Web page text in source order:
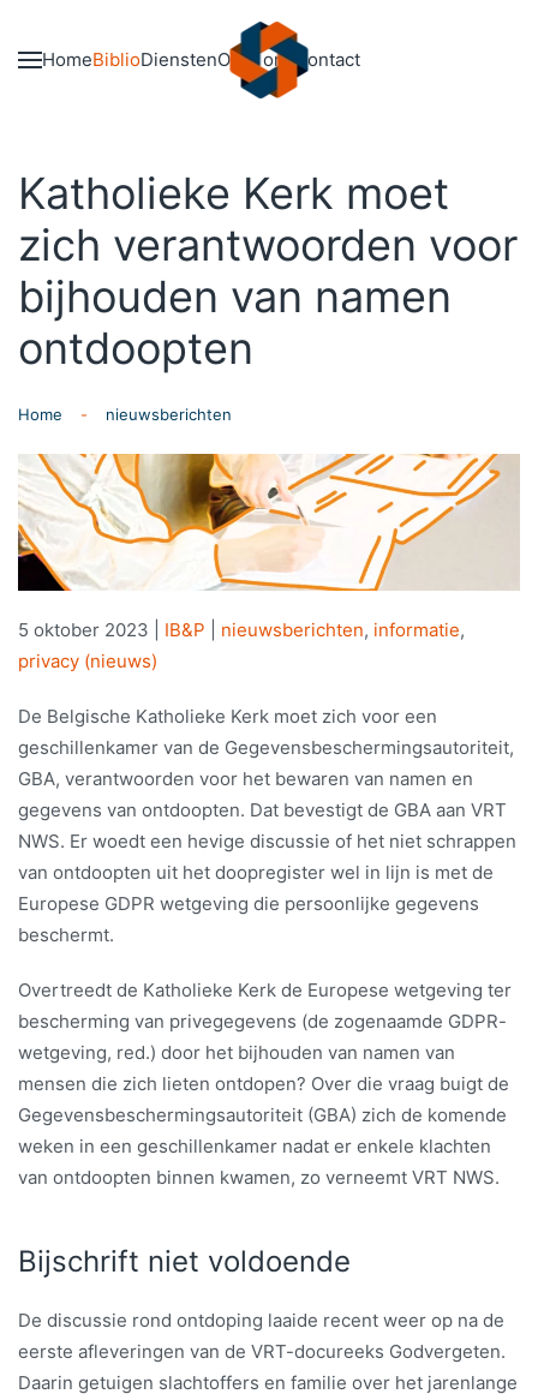
Skip to main content
HomeBiblioDienstenOver onsContact
Katholieke Kerk moet
zich verantwoorden voor
bijhouden van namen
ontdoopten
Home nieuwsberichten
5 oktober 2023 IB&P nieuwsberichten, informatie,
privacy (nieuws)
De Belgische Katholieke Kerk moet zich voor een
geschillenkamer van de Gegevensbeschermingsautoriteit,
GBA, verantwoorden voor het bewaren van namen en
gegevens van ontdoopten. Dat bevestigt de GBA aan VRT
NWS. Er woedt een hevige discussie of het niet schrappen
van ontdoopten uit het doopregister wel in lijn is met de
Europese GDPR wetgeving die persoonlijke gegevens
beschermt.
Overtreedt de Katholieke Kerk de Europese wetgeving ter
bescherming van privegegevens (de zogenaamde GDPR-
wetgeving, red.) door het bijhouden van namen van
mensen die zich lieten ontdopen? Over die vraag buigt de
Gegevensbeschermingsautoriteit (GBA) zich de komende
weken in een geschillenkamer nadat er enkele klachten
van ontdoopten binnen kwamen, zo verneemt VRT NWS.
Bijschrift niet voldoende
De discussie rond ontdoping laaide recent weer op na de
eerste afleveringen van de VRT-docureeks Godvergeten.
Daarin getuigen slachtoffers en familie over het jarenlange